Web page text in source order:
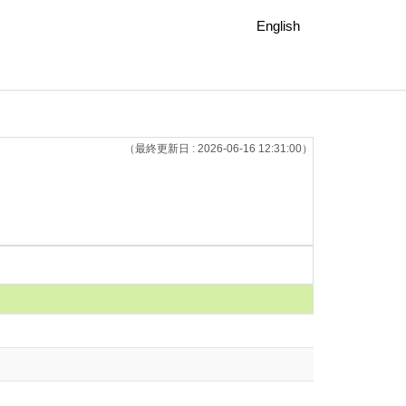
English
（最終更新日 : 2026-06-16 12:31:00）